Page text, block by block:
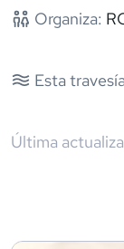
Organiza:
Esta
Última